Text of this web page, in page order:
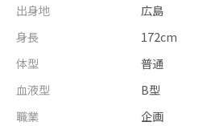
出身地
広島
身長
172cm
体型
普通
血液型
B型
職業
企画